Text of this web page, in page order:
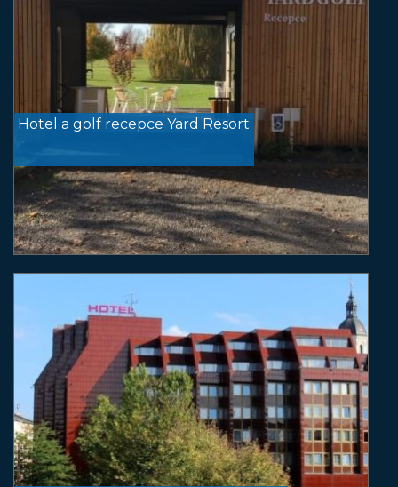
Hotel a golf recepce Yard Resort